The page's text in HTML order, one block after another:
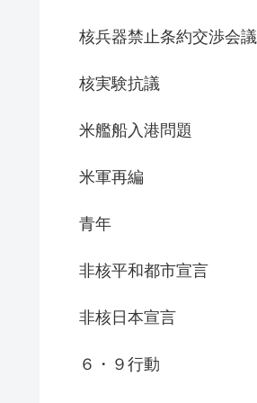
核兵器禁止条約交渉会議
核実験抗議
米艦船入港問題
米軍再編
青年
非核平和都市宣言
非核日本宣言
６・９行動